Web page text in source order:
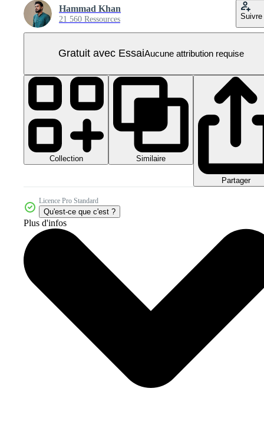
Hammad Khan
21 560 Ressources Suivre
Gratuit avec EssaiAucune attribution requise
Collection Similaire
Partager
Licence Pro Standard
Qu'est-ce que c'est ?
Plus d'infos